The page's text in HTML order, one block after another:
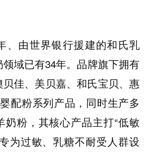
、由世界银行援建的和氏乳
域已有34年。品牌旗下拥有
佳、美贝嘉、和氏宝贝、惠
配粉系列产品，同时生产多
奶粉，其核心产品主打“低敏
为过敏、乳糖不耐受人群设